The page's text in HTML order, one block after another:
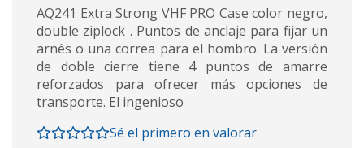
AQ241 Extra Strong VHF PRO Case color negro,
double ziplock . Puntos de anclaje para fijar un
arnés o una correa para el hombro. La versión
de doble cierre tiene 4 puntos de amarre
reforzados para ofrecer más opciones de
transporte. El ingenioso
Sé el primero en valorar